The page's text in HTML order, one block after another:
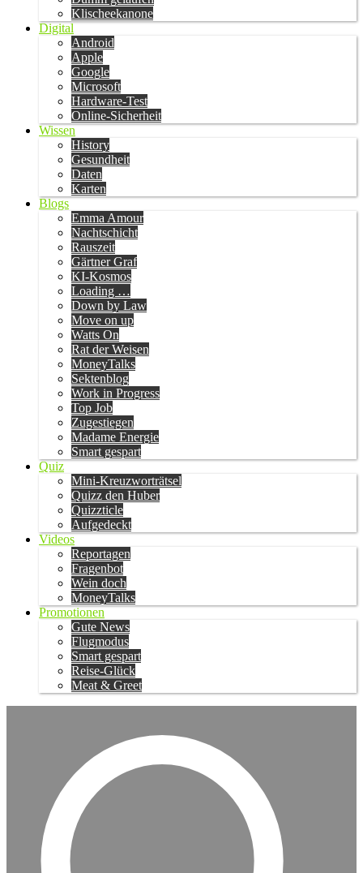
Klischeekanone
Digital
Android
Apple
Google
Microsoft
Hardware-Test
Online-Sicherheit
Wissen
History
Gesundheit
Daten
Karten
Blogs
Emma Amour
Nachtschicht
Rauszeit
Gärtner Graf
KI-Kosmos
Loading …
Down by Law
Move on up
Watts On
Rat der Weisen
MoneyTalks
Sektenblog
Work in Progress
Top Job
Zugestiegen
Madame Energie
Smart gespart
Quiz
Mini-Kreuzworträtsel
Quizz den Huber
Quizzticle
Aufgedeckt
Videos
Reportagen
Fragenbot
Wein doch
MoneyTalks
Promotionen
Gute News
Flugmodus
Smart gespart
Reise-Glück
Meat & Greet